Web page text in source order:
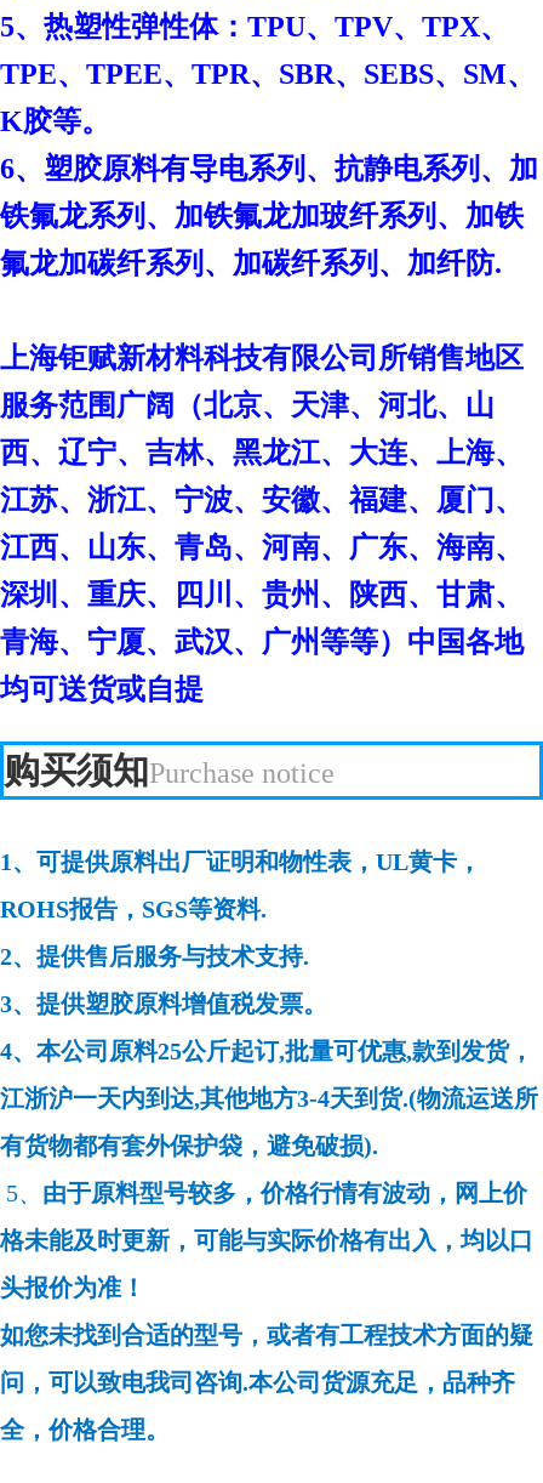
5、热塑性弹性体：TPU、TPV、TPX、
TPE、TPEE、TPR、SBR、SEBS、SM、
K胶等。
6、塑胶原料有导电系列、抗静电系列、加
铁氟龙系列、加铁氟龙加玻纤系列、加铁
氟龙加碳纤系列、加碳纤系列、加纤防.
上海钜赋新材料科技有限公司 所销售地区
服务范围广阔（北京、天津、河北、山
西、辽宁、吉林、黑龙江、大连、上海、
江苏、浙江、宁波、安徽、福建、厦门、
江西、山东、青岛、河南、广东、海南、
深圳、重庆、四川、贵州、陕西、甘肃、
青海、宁厦、武汉、广州等等）中国各地
均可送货或自提
购买须知Purchase notice
1、可提供原料出厂证明和物性表，UL黄卡，
ROHS报告，SGS等资料.
2、提供售后服务与技术支持.
3、提供塑胶原料增值税发票。
4、本公司原料25公斤起订,批量可优惠,款到发货，
江浙沪一天内到达,其他地方3-4天到货.(物流运送所
有货物都有套外保护袋，避免破损).
5、 由于原料型号较多，价格行情有波动，网上价
格未能及时更新，可能与实际价格有出入，均以口
头报价为准！
如您未找到合适的型号，或者有工程技术方面的疑
问，可以致电我司咨询.本公司货源充足，品种齐
全，价格合理。